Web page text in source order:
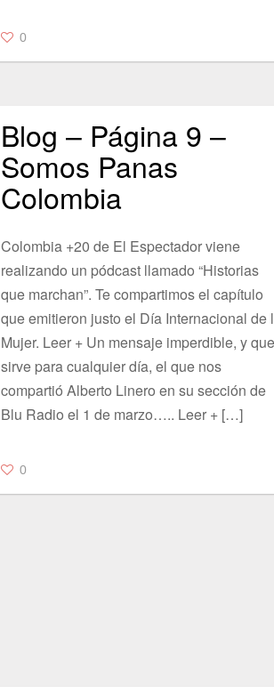
0
Blog – Página 9 –
Somos Panas
Colombia
Colombia +20 de El Espectador viene
realizando un pódcast llamado “Historias
que marchan”. Te compartimos el capítulo
que emitieron justo el Día Internacional de
Mujer. Leer + Un mensaje imperdible, y que
sirve para cualquier día, el que nos
compartió Alberto Linero en su sección de
Blu Radio el 1 de marzo….. Leer + […]
0